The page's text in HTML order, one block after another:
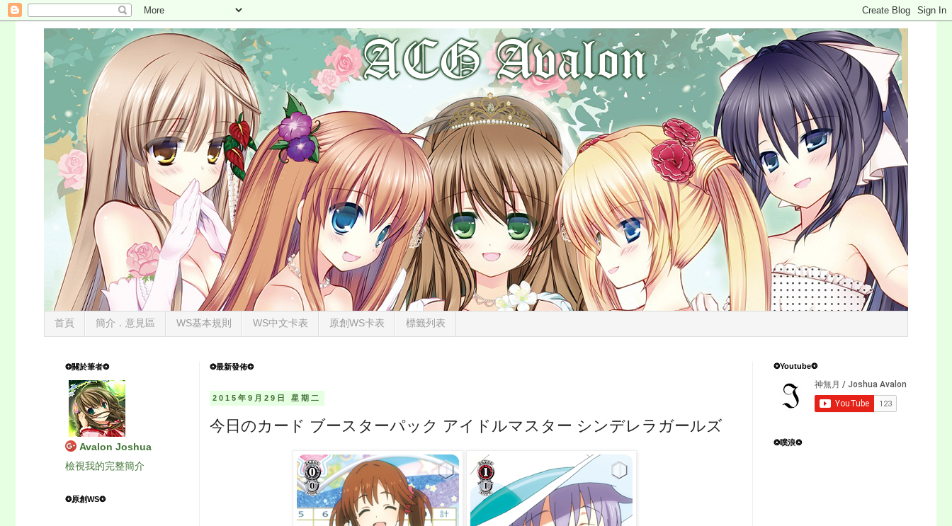
首頁 簡介．意見區 WS基本規則 WS中文卡表 原創WS卡表 標籤列表
❂最新發佈❂
2015年9月29日 星期二
今日のカード ブースターパック アイドルマスター シンデレラガールズ
❂關於筆者❂
Avalon Joshua
檢視我的完整簡介
❂原創WS❂
❂Youtube❂
❂噗浪❂